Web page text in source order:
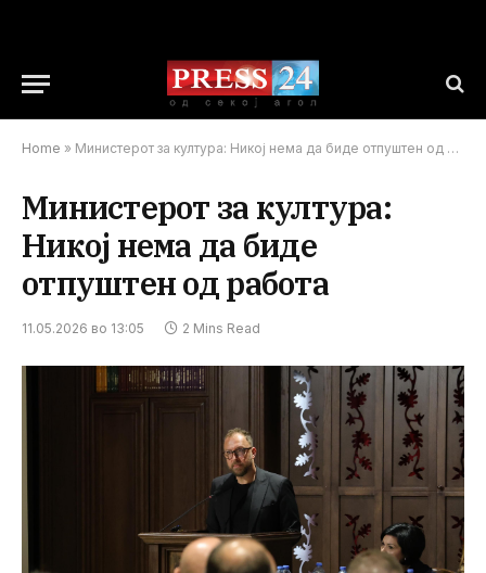
Home » Министерот за култура: Никој нема да биде отпуштен од работа
Министерот за култура:
Никој нема да биде
отпуштен од работа
11.05.2026 во 13:05 2 Mins Read